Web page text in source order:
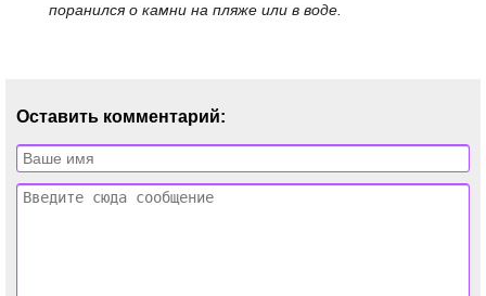
поранился о камни на пляже или в воде.
Оставить комментарий: